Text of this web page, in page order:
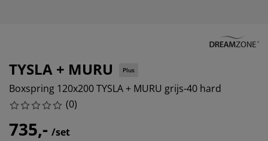
TYSLA + MURU Plus
Boxspring 120x200 TYSLA + MURU grijs-40 hard
(0)
735,- /set